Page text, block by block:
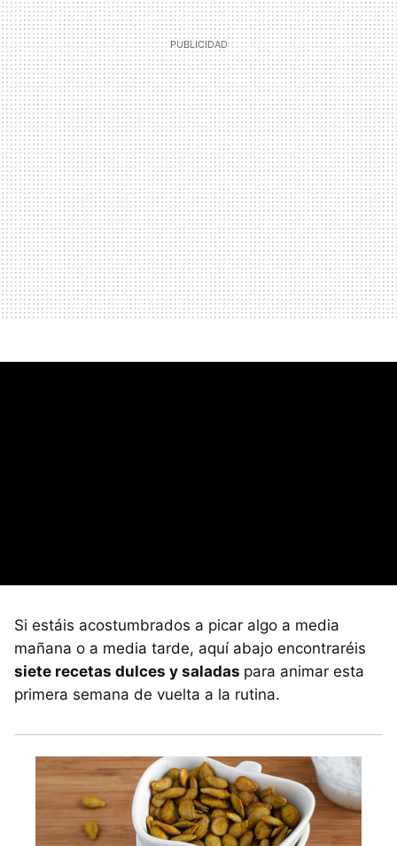
Si estáis acostumbrados a picar algo a media
mañana o a media tarde, aquí abajo encontraréis
siete recetas dulces y saladas para animar esta
primera semana de vuelta a la rutina.